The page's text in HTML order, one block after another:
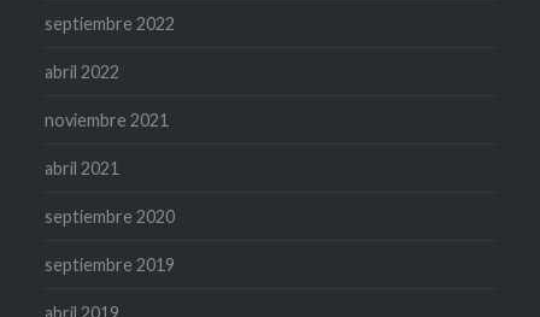
septiembre 2022
abril 2022
noviembre 2021
abril 2021
septiembre 2020
septiembre 2019